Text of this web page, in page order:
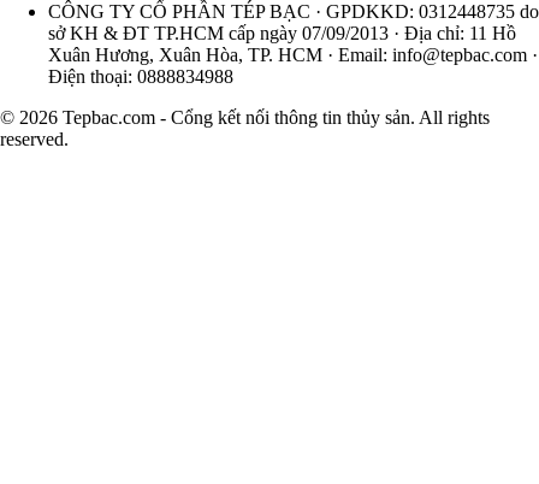
CÔNG TY CỔ PHẦN TÉP BẠC · GPDKKD: 0312448735 do
sở KH & ĐT TP.HCM cấp ngày 07/09/2013 · Địa chỉ: 11 Hồ
Xuân Hương, Xuân Hòa, TP. HCM · Email: info@tepbac.com ·
Điện thoại: 0888834988
© 2026 Tepbac.com - Cổng kết nối thông tin thủy sản. All rights
reserved.